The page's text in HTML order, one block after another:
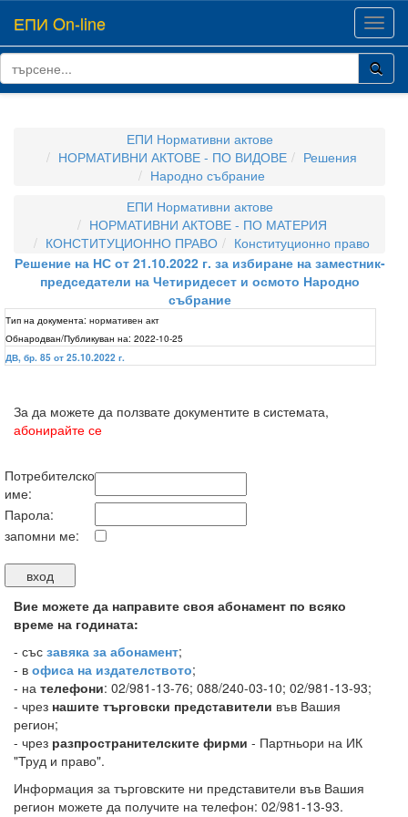
ЕПИ On-line
ЕПИ Нормативни актове
НОРМАТИВНИ АКТОВЕ - ПО ВИДОВЕ
Решения
Народно събрание
ЕПИ Нормативни актове
НОРМАТИВНИ АКТОВЕ - ПО МАТЕРИЯ
КОНСТИТУЦИОННО ПРАВО
Конституционно право
Решение на НС от 21.10.2022 г. за избиране на заместник-
председатели на Четиридесет и осмото Народно
събрание
Тип на документа: нормативен акт
Обнародван/Публикуван на: 2022-10-25
ДВ, бр. 85 от 25.10.2022 г.
За да можете да ползвате документите в системата,
абонирайте се
Потребителско
име:
Парола:
запомни ме:
Вие можете да направите своя абонамент по всяко
време на годината:
- със завяка за абонамент;
- в офиса на издателството;
- на телефони: 02/981-13-76; 088/240-03-10; 02/981-13-93;
- чрез нашите търговски представители във Вашия
регион;
- чрез разпространителските фирми - Партньори на ИК
"Труд и право".
Информация за търговските ни представители във Вашия
регион можете да получите на телефон: 02/981-13-93.